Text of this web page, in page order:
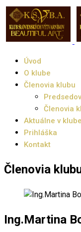
Úvod
O klube
Členovia klubu
Členovia
Aktuálne v klube
Prihláška
Kontakt
Členovia
Ing.Martina